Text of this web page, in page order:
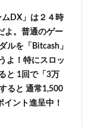
DX」は２４時
よ。普通のゲー
ルを「Bitcash」
よ！特にスロッ
と 1回で「3万
ると 通常1,500
イント進呈中！